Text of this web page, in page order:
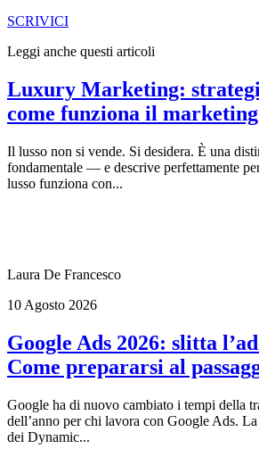
SCRIVICI
Leggi anche questi articoli
Luxury Marketing:
come funziona il marketing
Il lusso non si vende. Si desidera. È una
fondamentale — e descrive perfettamente
lusso funziona con...
Laura De Francesco
10 Agosto 2026
Google Ads 2026: slitta
Come prepararsi al
Google ha di nuovo cambiato i tempi della
dell’anno per chi lavora con Google Ads.
dei Dynamic...